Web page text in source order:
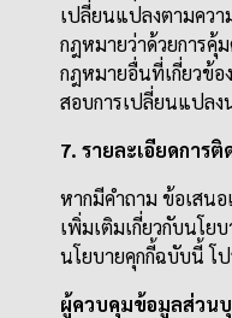
เปลี่ยนแปลงตามคว
กฎหมายว่าด้วยการคุ้
กฎหมายอื่นที่เกี่ยวข้อ
สอบการเปลี่ยนแปลง
7. รายละเอียดการติ
หากมีคำถาม ข้อเสนอ
เพิ่มเติมเกี่ยวกับนโย
นโยบายคุกกี้ฉบับนี้ โ
ผู้ควบคุมข้อมูลส่วน